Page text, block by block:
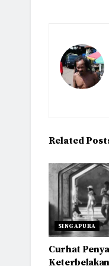
Related
SINGAPURA
Curhat